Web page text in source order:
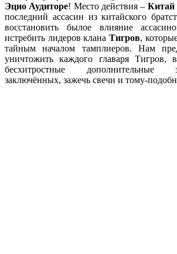
Эцио Аудиторе! Место действия – Китай
последний ассасин из китайского
восстановить былое влияние
истребить лидеров кланаТигров,
тайным началом тамплиеров. Нам
уничтожить каждого главаря Тигров,
бесхитростные дополнительные
заключённых, зажечь свечи и тому-